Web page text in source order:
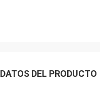
DATOS DEL PRODUCTO